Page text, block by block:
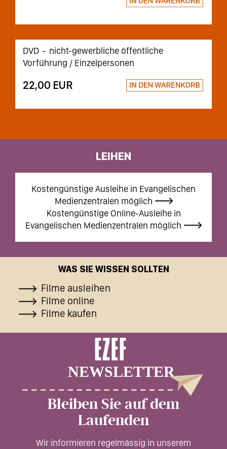
DVD
nicht-gewerbliche öffentliche
Vorführung / Einzelpersonen
22,00 EUR
LEIHEN
Kostengünstige Ausleihe in Evangelischen
Medienzentralen möglich
Kostengünstige Online-Ausleihe in
Evangelischen Medienzentralen möglich
WAS SIE WISSEN SOLLTEN
Filme ausleihen
Filme online
Filme kaufen
Bleiben Sie auf dem
Laufenden
Wir informieren regelmässig in unserem